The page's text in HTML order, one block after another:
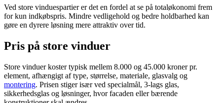
Ved store vinduespartier er det en fordel at se på totaløkonomi frem
for kun indkøbspris. Mindre vedligehold og bedre holdbarhed kan
gøre en dyrere løsning mere attraktiv over tid.
Pris på store vinduer
Store vinduer koster typisk mellem 8.000 og 45.000 kroner pr.
element, afhængigt af type, størrelse, materiale, glasvalg og
montering. Prisen stiger især ved specialmål, 3-lags glas,
sikkerhedsglas og løsninger, hvor facaden eller bærende